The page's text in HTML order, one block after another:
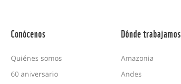
Conócenos
Quiénes somos
60 aniversario
Dónde trabajamos
Amazonia
Andes